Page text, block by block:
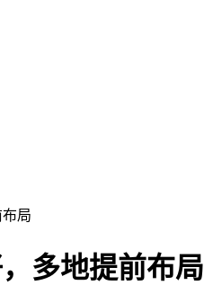
局
多地提前布局